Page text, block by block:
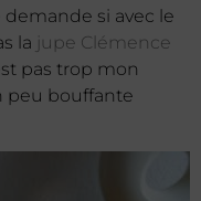
si avec le
la jupe Clémence
pas trop mon
peu bouffante